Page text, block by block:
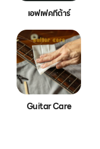
เอฟเฟคกีต้าร์
Guitar Care